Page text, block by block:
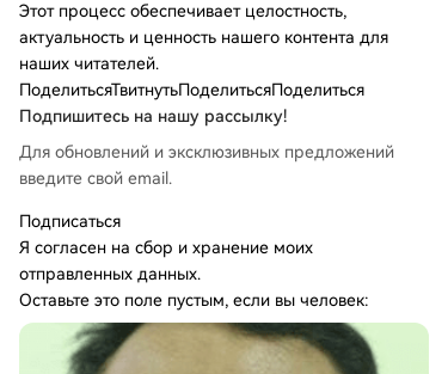
Этот процесс обеспечивает целостность,
актуальность и ценность нашего контента для
наших читателей.
ПоделитьсяТвитнутьПоделитьсяПоделиться
Подпишитесь на нашу рассылку!
Для обновлений и эксклюзивных предложений
введите свой email.
Подписаться
Я согласен на сбор и хранение моих
отправленных данных.
Оставьте это поле пустым, если вы человек: